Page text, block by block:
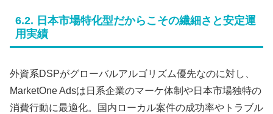
6.2. 日本市場特化型だからこその繊細さと安定運
用実績
外資系DSPがグローバルアルゴリズム優先なのに対し、
MarketOne Adsは日系企業のマーケ体制や日本市場独特の
消費行動に最適化。国内ローカル案件の成功率やトラブル